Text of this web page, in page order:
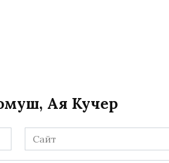
Ая Кучер
Сайт